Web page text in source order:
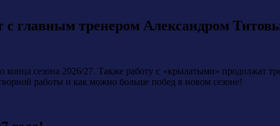
с главным тренером Александром
конца сезона 2026/27. Также работу с «крылатыми» продолжат
работы и как можно больше побед в новом сезоне!